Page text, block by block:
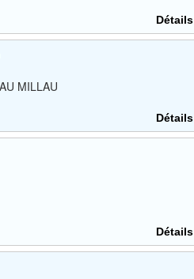
Détails
MILLAU
Détails
Détails